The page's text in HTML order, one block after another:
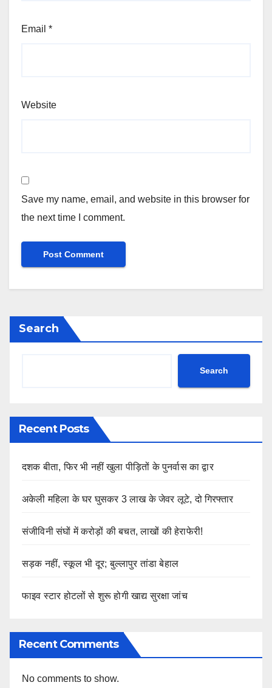
Email *
Website
Save my name, email, and website in this browser for
the next time I comment.
Search
Search
Recent Posts
दशक बीता, फिर भी नहीं खुला पीड़ितों के पुनर्वास का द्वार
अकेली महिला के घर घुसकर 3 लाख के जेवर लूटे, दो गिरफ्तार
संजीविनी संघों में करोड़ों की बचत, लाखों की हेराफेरी!
सड़क नहीं, स्कूल भी दूर; बुल्लापुर तांडा बेहाल
फाइव स्टार होटलों से शुरू होगी खाद्य सुरक्षा जांच
Recent Comments
No comments to show.